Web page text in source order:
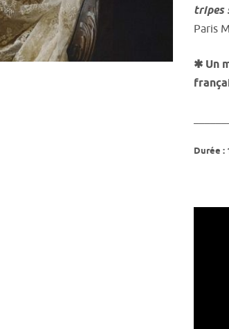
tripes
Paris
✱ Un
Durée :